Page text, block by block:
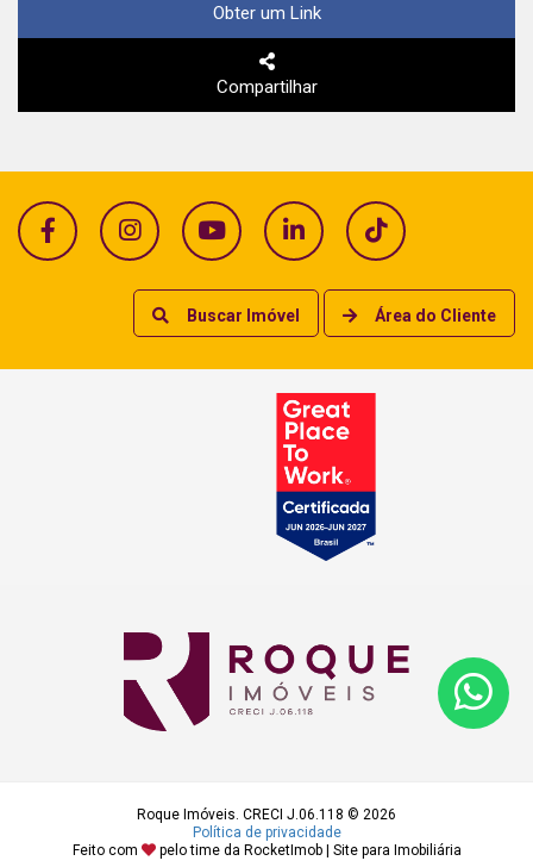
Obter um Link
Compartilhar
Buscar Imóvel Área do Cliente
Roque Imóveis. CRECI J.06.118 © 2026
Política de privacidade
Feito com
pelo time da RocketImob | Site para Imobiliária